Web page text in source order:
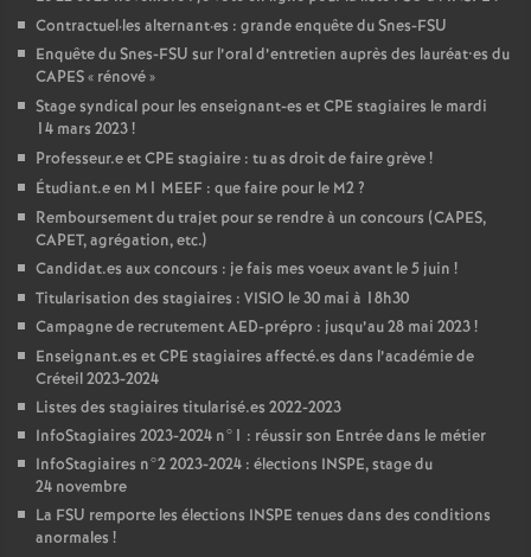
Contractuel·les alternant·es : grande enquête du Snes-FSU
Enquête du Snes-FSU sur l’oral d’entretien auprès des lauréat•es du
CAPES« rénové»
Stage syndical pour les enseignant-es etCPE stagiaires le mardi
14 mars 2023!
Professeur.e etCPE stagiaire : tu as droit de faire grève!
Étudiant.e en M1 MEEF : que faire pour le M2?
Remboursement du trajet pour se rendre à un concours (CAPES,
CAPET, agrégation, etc.)
Candidat.es aux concours : je fais mes voeux avant le 5 juin !
Titularisation des stagiaires : VISIO le 30 mai à 18h30
Campagne de recrutementAED-prépro : jusqu’au 28 mai 2023!
Enseignant.es etCPE stagiaires affecté.es dans l’académie de
Créteil 2023-2024
Listes des stagiaires titularisé.es 2022-2023
InfoStagiaires 2023-2024 n°1 : réussir son Entrée dans le métier
InfoStagiaires n°2 2023-2024 : élections INSPE, stage du
24 novembre
La FSU remporte les élections INSPE tenues dans des conditions
anormales !